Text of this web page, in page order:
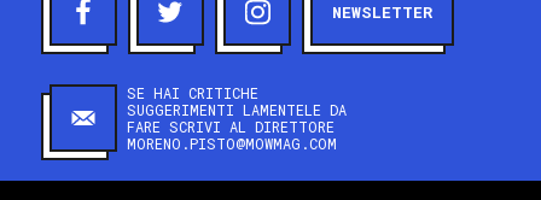
NEWSLETTER
SE HAI CRITICHE
SUGGERIMENTI LAMENTELE DA
FARE SCRIVI AL DIRETTORE
MORENO.PISTO@MOWMAG.COM